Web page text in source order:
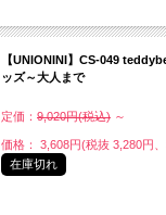
【UNIONINI】CS-049
ッズ～大人まで
定価： 9,020円(税込) ～
価格： 3,608円(税抜 3,280円
在庫切れ